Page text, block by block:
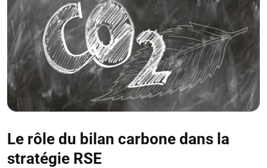
Le rôle du bilan carbone dans la
stratégie RSE